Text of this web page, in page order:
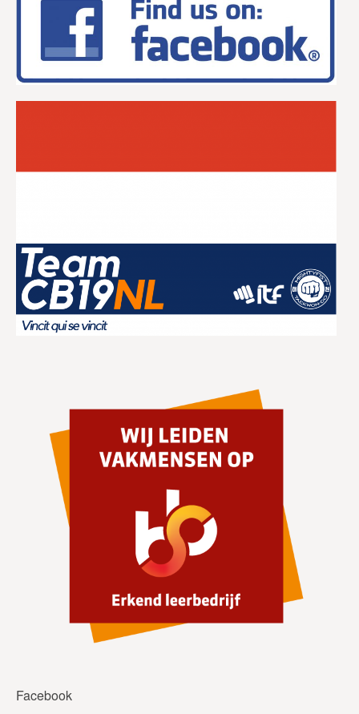
Facebook